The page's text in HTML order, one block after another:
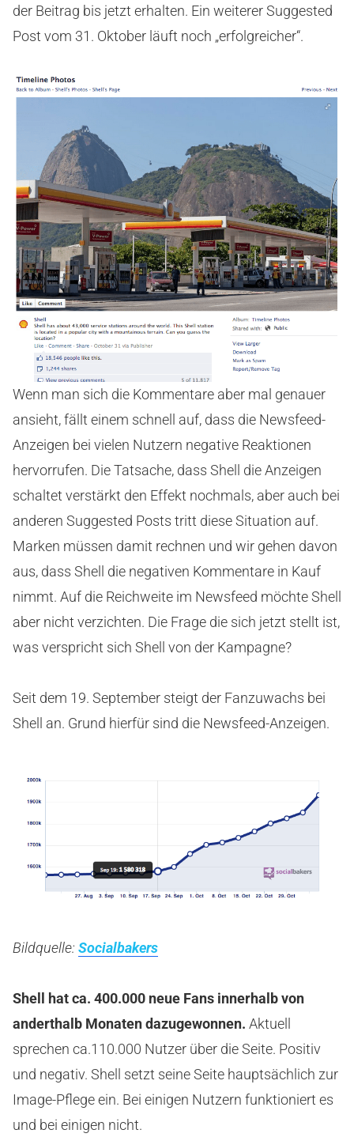
der Beitrag bis jetzt erhalten. Ein weiterer Suggested
Post vom 31. Oktober läuft noch „erfolgreicher“.
Wenn man sich die Kommentare aber mal genauer
ansieht, fällt einem schnell auf, dass die Newsfeed-
Anzeigen bei vielen Nutzern negative Reaktionen
hervorrufen. Die Tatsache, dass Shell die Anzeigen
schaltet verstärkt den Effekt nochmals, aber auch bei
anderen Suggested Posts tritt diese Situation auf.
Marken müssen damit rechnen und wir gehen davon
aus, dass Shell die negativen Kommentare in Kauf
nimmt. Auf die Reichweite im Newsfeed möchte Shell
aber nicht verzichten. Die Frage die sich jetzt stellt ist,
was verspricht sich Shell von der Kampagne?
Seit dem 19. September steigt der Fanzuwachs bei
Shell an. Grund hierfür sind die Newsfeed-Anzeigen.
Bildquelle: Socialbakers
Shell hat ca. 400.000 neue Fans innerhalb von
anderthalb Monaten dazugewonnen. Aktuell
sprechen ca.110.000 Nutzer über die Seite. Positiv
und negativ. Shell setzt seine Seite hauptsächlich zur
Image-Pflege ein. Bei einigen Nutzern funktioniert es
und bei einigen nicht.